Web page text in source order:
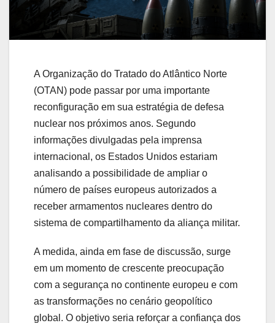
A Organização do Tratado do Atlântico Norte
(OTAN) pode passar por uma importante
reconfiguração em sua estratégia de defesa
nuclear nos próximos anos. Segundo
informações divulgadas pela imprensa
internacional, os Estados Unidos estariam
analisando a possibilidade de ampliar o
número de países europeus autorizados a
receber armamentos nucleares dentro do
sistema de compartilhamento da aliança militar.
A medida, ainda em fase de discussão, surge
em um momento de crescente preocupação
com a segurança no continente europeu e com
as transformações no cenário geopolítico
global. O objetivo seria reforçar a confiança dos